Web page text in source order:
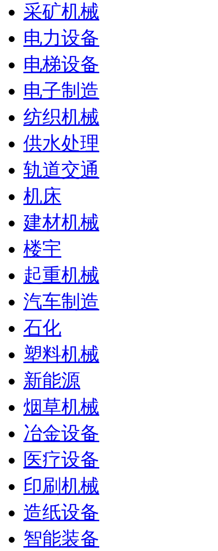
采矿机械
电力设备
电梯设备
电子制造
纺织机械
供水处理
轨道交通
机床
建材机械
楼宇
起重机械
汽车制造
石化
塑料机械
新能源
烟草机械
冶金设备
医疗设备
印刷机械
造纸设备
智能装备